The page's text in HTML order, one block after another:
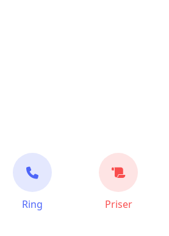
Ring Priser